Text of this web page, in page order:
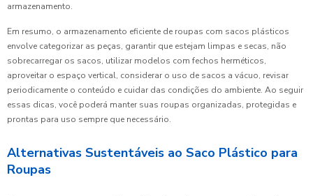
armazenamento.
Em resumo, o armazenamento eficiente de roupas com sacos plásticos
envolve categorizar as peças, garantir que estejam limpas e secas, não
sobrecarregar os sacos, utilizar modelos com fechos herméticos,
aproveitar o espaço vertical, considerar o uso de sacos a vácuo, revisar
periodicamente o conteúdo e cuidar das condições do ambiente. Ao seguir
essas dicas, você poderá manter suas roupas organizadas, protegidas e
prontas para uso sempre que necessário.
Alternativas Sustentáveis ao Saco Plástico para
Roupas